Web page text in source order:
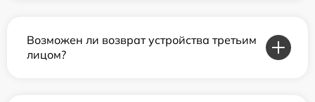
Возможен ли возврат устройства третьим
лицом?